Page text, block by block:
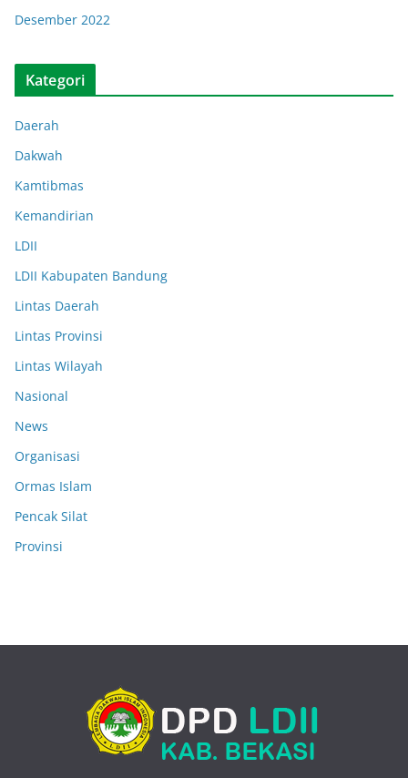
Desember 2022
Kategori
Daerah
Dakwah
Kamtibmas
Kemandirian
LDII
LDII Kabupaten Bandung
Lintas Daerah
Lintas Provinsi
Lintas Wilayah
Nasional
News
Organisasi
Ormas Islam
Pencak Silat
Provinsi